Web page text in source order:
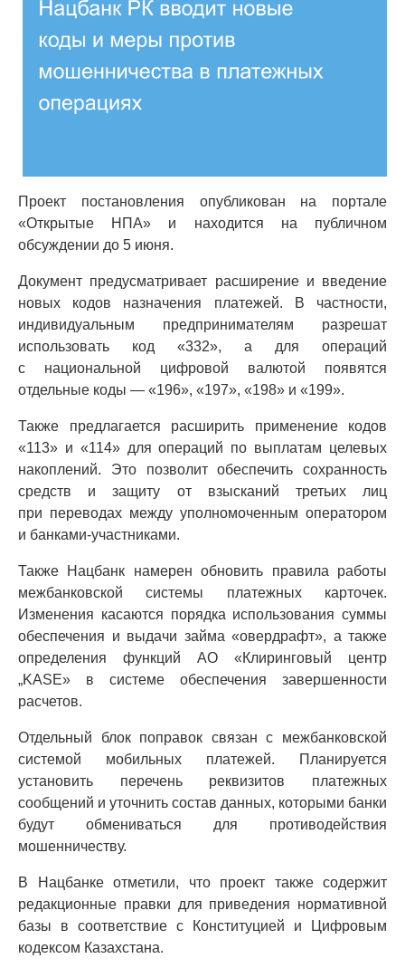
Проект постановления опубликован на портале
«Открытые НПА» и находится на публичном
обсуждении до 5 июня.
Документ предусматривает расширение и введение
новых кодов назначения платежей. В частности,
индивидуальным предпринимателям разрешат
использовать код «332», а для операций
с национальной цифровой валютой появятся
отдельные коды — «196», «197», «198» и «199».
Также предлагается расширить применение кодов
«113» и «114» для операций по выплатам целевых
накоплений. Это позволит обеспечить сохранность
средств и защиту от взысканий третьих лиц
при переводах между уполномоченным оператором
и банками-участниками.
Также Нацбанк намерен обновить правила работы
межбанковской системы платежных карточек.
Изменения касаются порядка использования суммы
обеспечения и выдачи займа «овердрафт», а также
определения функций АО «Клиринговый центр
„KASE» в системе обеспечения завершенности
расчетов.
Отдельный блок поправок связан с межбанковской
системой мобильных платежей. Планируется
установить перечень реквизитов платежных
сообщений и уточнить состав данных, которыми банки
будут обмениваться для противодействия
мошенничеству.
В Нацбанке отметили, что проект также содержит
редакционные правки для приведения нормативной
базы в соответствие с Конституцией и Цифровым
кодексом Казахстана.